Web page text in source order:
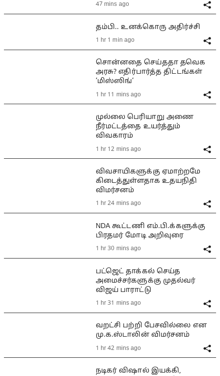
47 mins ago
தம்பி.. உனக்கொரு அதிர்ச்சி
1 hr 1 min ago
சொன்னதை செய்ததா தவெக
அரசு? எதிர்பார்த்த திட்டங்கள்
’மிஸ்ஸிங்’
1 hr 11 mins ago
முல்லை பெரியாறு அணை
நீர்மட்டத்தை உயர்த்தும்
விவகாரம்
1 hr 12 mins ago
விவசாயிகளுக்கு ஏமாற்றமே
கிடைத்துள்ளதாக உதயநிதி
விமர்சனம்
1 hr 24 mins ago
NDA கூட்டணி எம்.பி.க்களுக்கு
பிரதமர் மோடி அறிவுரை
1 hr 30 mins ago
பட்ஜெட் தாக்கல் செய்த
அமைச்சர்களுக்கு முதல்வர்
விஜய் பாராட்டு
1 hr 31 mins ago
வறட்சி பற்றி பேசவில்லை என
மு.க.ஸ்டாலின் விமர்சனம்
1 hr 42 mins ago
நடிகர் விஷால் இயக்கி,